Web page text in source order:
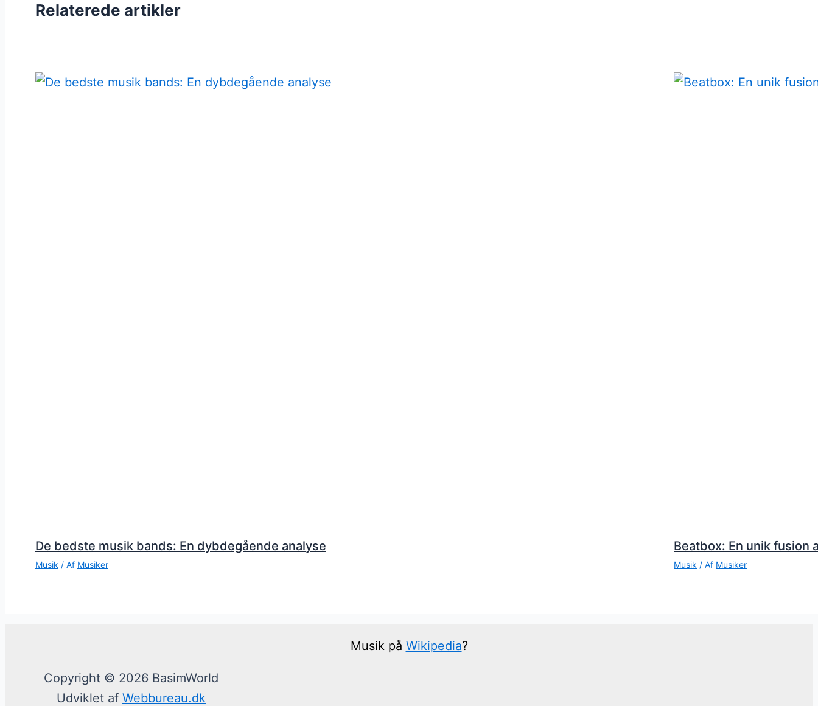
Relaterede artikler
De bedste musik bands: En dybdegående analyse
Musik / Af Musiker
Beatbox: En unik fusion
Musik / Af Musiker
Musik på Wikipedia?
Copyright © 2026 BasimWorld
Udviklet af Webbureau.dk